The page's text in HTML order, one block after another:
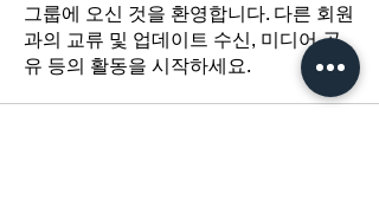
그룹에 오신 것을 환영합니다. 다른 회원
과의 교류 및 업데이트 수신, 미디어 공
유 등의 활동을 시작하세요.